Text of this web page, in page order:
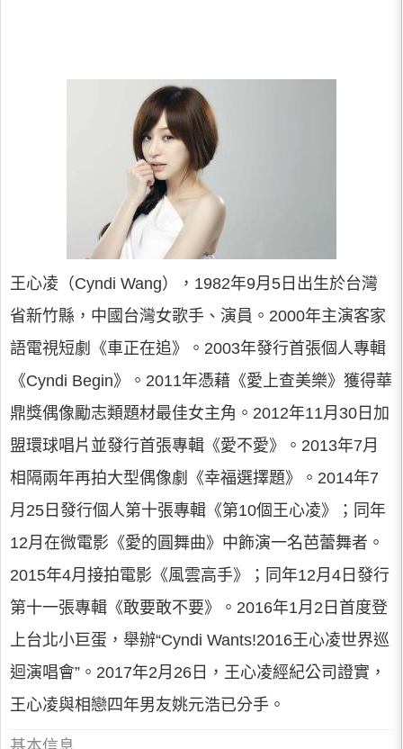
王心凌（Cyndi Wang），1982年9月5日出生於台灣
省新竹縣，中國台灣女歌手、演員。2000年主演客家
語電視短劇《車正在追》。2003年發行首張個人專輯
《Cyndi Begin》。2011年憑藉《愛上查美樂》獲得華
鼎獎偶像勵志類題材最佳女主角。2012年11月30日加
盟環球唱片並發行首張專輯《愛不愛》。2013年7月
相隔兩年再拍大型偶像劇《幸福選擇題》。2014年7
月25日發行個人第十張專輯《第10個王心凌》；同年
12月在微電影《愛的圓舞曲》中飾演一名芭蕾舞者。
2015年4月接拍電影《風雲高手》；同年12月4日發行
第十一張專輯《敢要敢不要》。2016年1月2日首度登
上台北小巨蛋，舉辦“Cyndi Wants!2016王心凌世界巡
迴演唱會”。2017年2月26日，王心凌經紀公司證實，
王心凌與相戀四年男友姚元浩已分手。